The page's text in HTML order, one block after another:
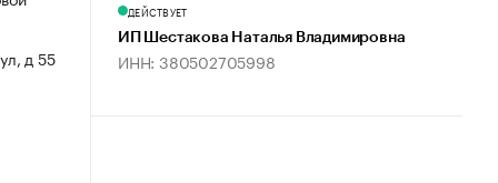
д 55
ДЕЙСТВУЕТ
ИП Шестакова Наталья Владимировна
ИНН: 380502705998